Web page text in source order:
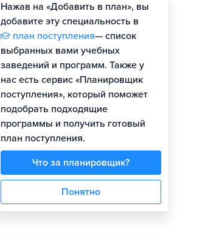
Нажав на «Добавить в план», вы
добавите эту специальность в
план поступления— список
выбранных вами учебных
заведений и программ. Также у
нас есть сервис «Планировщик
поступления», который поможет
подобрать подходящие
программы и получить готовый
план поступления.
Что за планировщик?
Понятно